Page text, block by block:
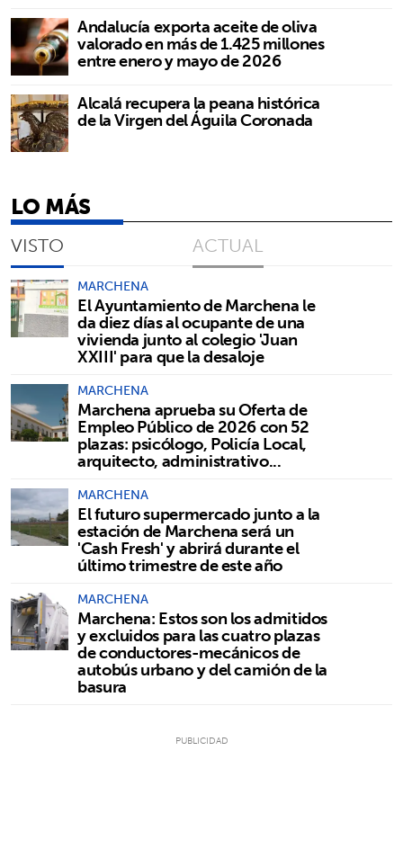
Andalucía exporta aceite de oliva
valorado en más de 1.425 millones
entre enero y mayo de 2026
Alcalá recupera la peana histórica
de la Virgen del Águila Coronada
LO MÁS
VISTO ACTUAL
MARCHENA
El Ayuntamiento de Marchena le
da diez días al ocupante de una
vivienda junto al colegio 'Juan
XXIII' para que la desaloje
MARCHENA
Marchena aprueba su Oferta de
Empleo Público de 2026 con 52
plazas: psicólogo, Policía Local,
arquitecto, administrativo...
MARCHENA
El futuro supermercado junto a la
estación de Marchena será un
'Cash Fresh' y abrirá durante el
último trimestre de este año
MARCHENA
Marchena: Estos son los admitidos
y excluidos para las cuatro plazas
de conductores-mecánicos de
autobús urbano y del camión de la
basura